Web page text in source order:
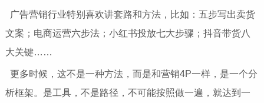
广告营销行业特别喜欢讲套路和方法，比如：五步写出卖货
文案；电商运营六步法；小红书投放七大步骤；抖音带货八
大关键……
更多时候，这不是一种方法，而是和营销4P一样，是一个分
析框架。是工具，不是路径，不可能按照做一遍，就达到一